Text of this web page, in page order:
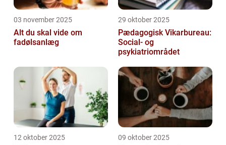
03 november 2025
Alt du skal vide om
fadølsanlæg
29 oktober 2025
Pædagogisk Vikarbureau:
Social- og
psykiatriområdet
12 oktober 2025 09 oktober 2025